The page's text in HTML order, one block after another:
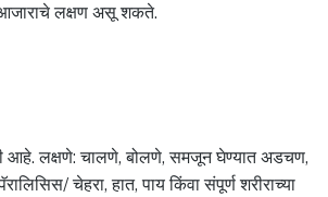
आजाराचे लक्षण असू शकते.
आहे. लक्षणे: चालणे, बोलणे, समजून घेण्यात अडचण,
चेहरा, हात, पाय किंवा संपूर्ण शरीराच्या